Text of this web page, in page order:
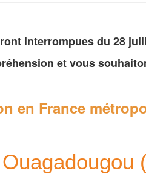
interrompues du 28
et vous
en France
Ouagadougou